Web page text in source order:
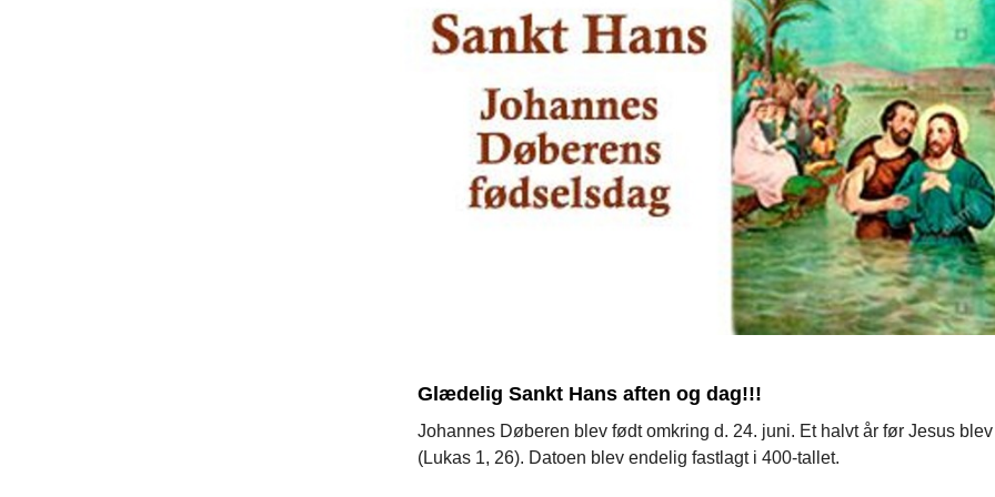
Glædelig Sankt Hans aften og dag!!!
Johannes Døberen blev født omkring d. 24. juni. Et halvt år før Jesus
(Lukas 1, 26). Datoen blev endelig fastlagt i 400-tallet.